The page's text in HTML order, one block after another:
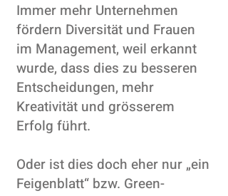
Immer mehr Unternehmen
fördern Diversität und Frauen
im Management, weil erkannt
wurde, dass dies zu besseren
Entscheidungen, mehr
Kreativität und grösserem
Erfolg führt.
Oder ist dies doch eher nur „ein
Feigenblatt“ bzw. Green-